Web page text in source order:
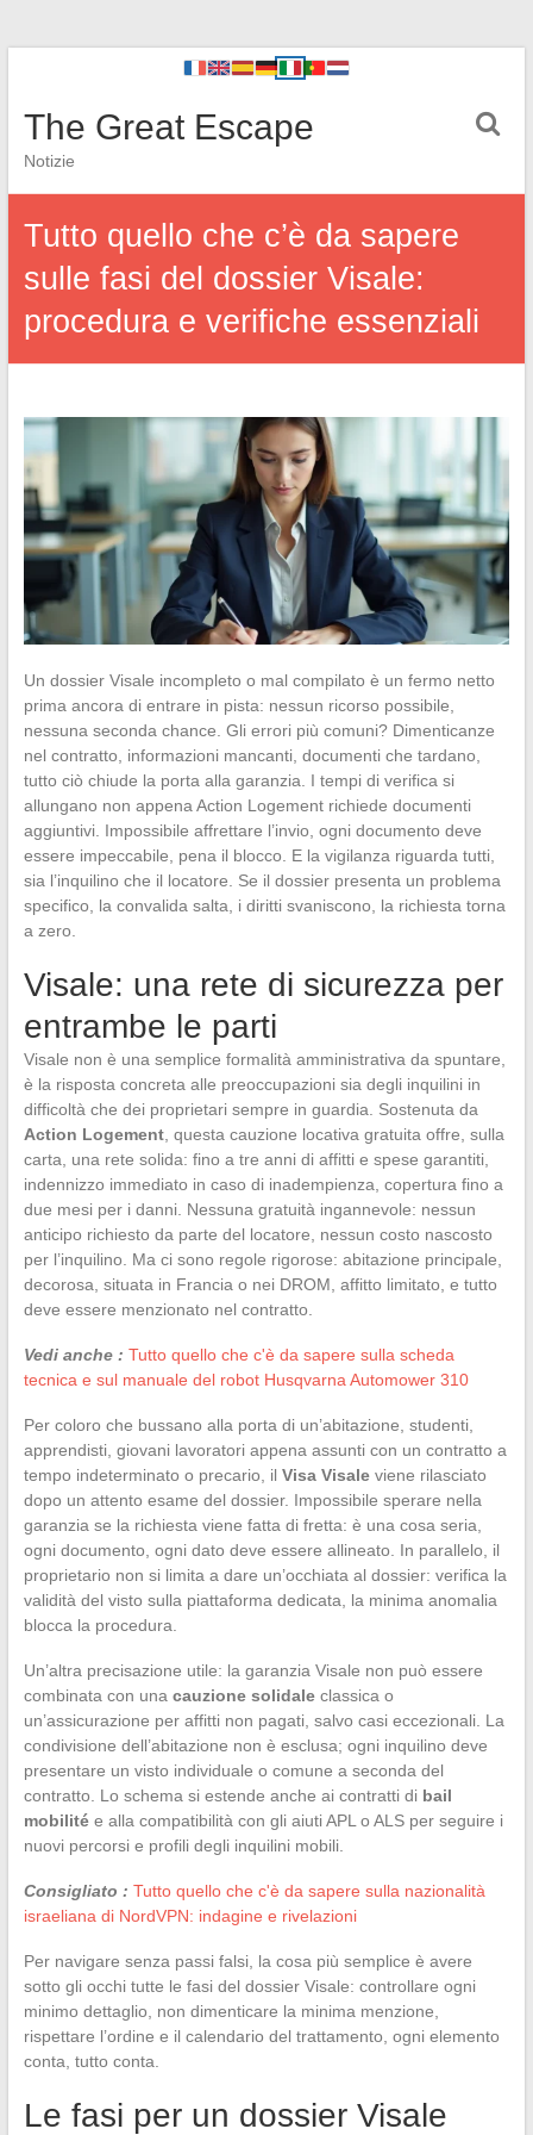
The Great Escape
Notizie
Tutto quello che c’è da sapere
sulle fasi del dossier Visale:
procedura e verifiche essenziali
Un dossier Visale incompleto o mal compilato è un fermo netto
prima ancora di entrare in pista: nessun ricorso possibile,
nessuna seconda chance. Gli errori più comuni? Dimenticanze
nel contratto, informazioni mancanti, documenti che tardano,
tutto ciò chiude la porta alla garanzia. I tempi di verifica si
allungano non appena Action Logement richiede documenti
aggiuntivi. Impossibile affrettare l’invio, ogni documento deve
essere impeccabile, pena il blocco. E la vigilanza riguarda tutti,
sia l’inquilino che il locatore. Se il dossier presenta un problema
specifico, la convalida salta, i diritti svaniscono, la richiesta torna
a zero.
Visale: una rete di sicurezza per
entrambe le parti
Visale non è una semplice formalità amministrativa da spuntare,
è la risposta concreta alle preoccupazioni sia degli inquilini in
difficoltà che dei proprietari sempre in guardia. Sostenuta da
Action Logement, questa cauzione locativa gratuita offre, sulla
carta, una rete solida: fino a tre anni di affitti e spese garantiti,
indennizzo immediato in caso di inadempienza, copertura fino a
due mesi per i danni. Nessuna gratuità ingannevole: nessun
anticipo richiesto da parte del locatore, nessun costo nascosto
per l’inquilino. Ma ci sono regole rigorose: abitazione principale,
decorosa, situata in Francia o nei DROM, affitto limitato, e tutto
deve essere menzionato nel contratto.
Vedi anche : Tutto quello che c'è da sapere sulla scheda
tecnica e sul manuale del robot Husqvarna Automower 310
Per coloro che bussano alla porta di un’abitazione, studenti,
apprendisti, giovani lavoratori appena assunti con un contratto a
tempo indeterminato o precario, il Visa Visaleviene rilasciato
dopo un attento esame del dossier. Impossibile sperare nella
garanzia se la richiesta viene fatta di fretta: è una cosa seria,
ogni documento, ogni dato deve essere allineato. In parallelo, il
proprietario non si limita a dare un’occhiata al dossier: verifica la
validità del visto sulla piattaforma dedicata, la minima anomalia
blocca la procedura.
Un’altra precisazione utile: la garanzia Visale non può essere
combinata con una cauzione solidaleclassica o
un’assicurazione per affitti non pagati, salvo casi eccezionali. La
condivisione dell’abitazione non è esclusa; ogni inquilino deve
presentare un visto individuale o comune a seconda del
contratto. Lo schema si estende anche ai contratti di bail
mobilitée alla compatibilità con gli aiuti APL o ALS per seguire i
nuovi percorsi e profili degli inquilini mobili.
Consigliato : Tutto quello che c'è da sapere sulla nazionalità
israeliana di NordVPN: indagine e rivelazioni
Per navigare senza passi falsi, la cosa più semplice è avere
sotto gli occhi tutte le fasi del dossier Visale: controllare ogni
minimo dettaglio, non dimenticare la minima menzione,
rispettare l’ordine e il calendario del trattamento, ogni elemento
conta, tutto conta.
Le fasi per un dossier Visale